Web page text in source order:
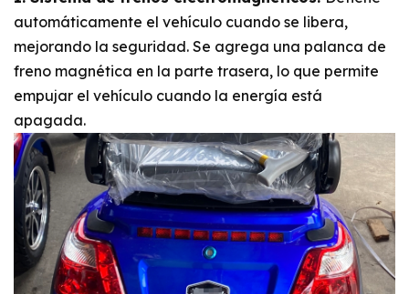
automáticamente el vehículo cuando se libera,
mejorando la seguridad. Se agrega una palanca de
freno magnética en la parte trasera, lo que permite
empujar el vehículo cuando la energía está
apagada.